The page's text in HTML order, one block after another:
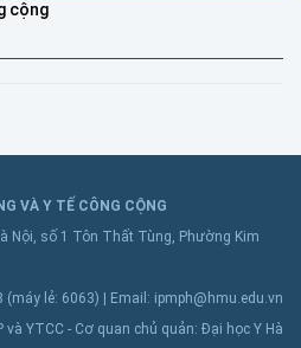
cộng
VÀ Y TẾ CÔNG CỘNG
Nội, số 1 Tôn Thất Tùng, Phường Kim
lẻ: 6063) | Email: ipmph@hmu.edu.vn
YTCC - Cơ quan chủ quản: Đại học Y Hà